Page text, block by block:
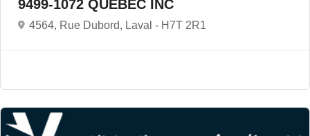
9499-1072 QUÉBEC INC
4564, Rue Dubord, Laval - H7T 2R1